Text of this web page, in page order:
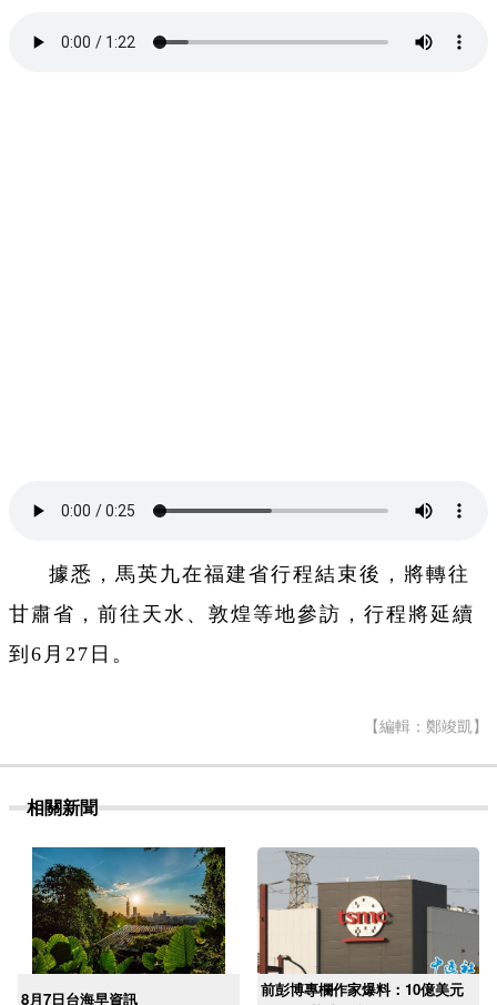
據悉，馬英九在福建省行程結束後，將轉往
甘肅省，前往天水、敦煌等地參訪，行程將延續
到6月27日。
【編輯：鄭竣凱】
相關新聞
8月7日台海早資訊
前彭博專欄作家爆料：10億美元